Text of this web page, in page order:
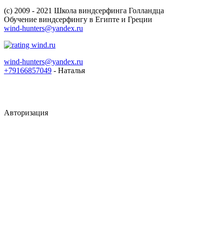
(c) 2009 - 2021 Школа виндсерфинга Голландца
Обучение виндсерфингу в Египте и Греции
wind-hunters@yandex.ru
wind-hunters@yandex.ru
+79166857049 - Наталья
Авторизация